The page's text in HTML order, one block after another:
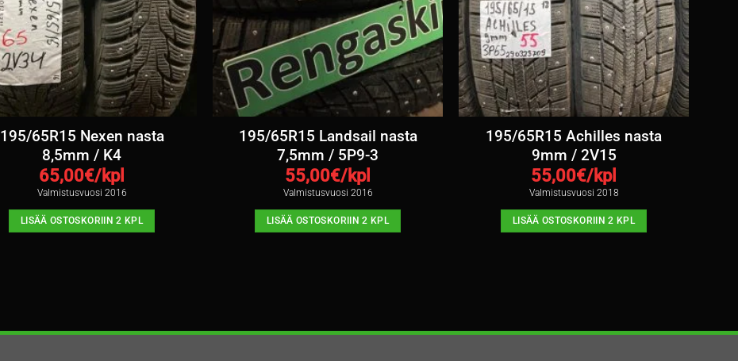
195/65R15 Nexen nasta
8,5mm / K4
65,00€/kpl
Valmistusvuosi 2016
LISÄÄ OSTOSKORIIN 2 KPL
195/65R15 Landsail nasta
7,5mm / 5P9-3
55,00€/kpl
Valmistusvuosi 2016
LISÄÄ OSTOSKORIIN 2 KPL
195/65R15 Achilles nasta
9mm / 2V15
55,00€/kpl
Valmistusvuosi 2018
LISÄÄ OSTOSKORIIN 2 KPL